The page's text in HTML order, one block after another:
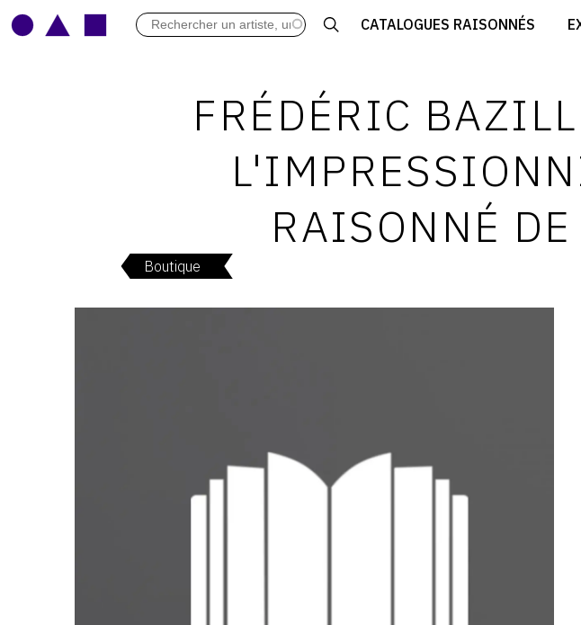
CATALOGUES RAISONNÉS
ARCHIVES DES EXPOSITIONS
LIBRAIRIE : LIVRES & CATALOGUES
LEXIQUE ARTISTIQUE
CRÉER SON
FRÉDÉRIC
RAISONNÉ
Boutique